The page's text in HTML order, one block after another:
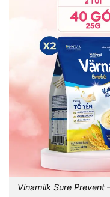
Vinamilk Sure